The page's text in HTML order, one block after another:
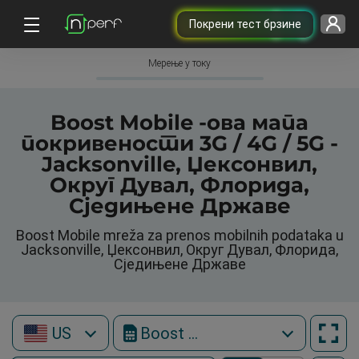
Покрени тест брзине
Мерење у току
Boost Mobile -ова мапа
покривености 3G / 4G / 5G -
Jacksonville, Џексонвил,
Округ Дувал, Флорида,
Сједињене Државе
Boost Mobile mreža za prenos mobilnih podataka u
Jacksonville, Џексонвил, Округ Дувал, Флорида,
Сједињене Државе
US Boost Mobile